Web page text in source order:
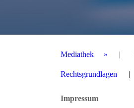
Mediathek
Rechtsgrundlagen
Impressum